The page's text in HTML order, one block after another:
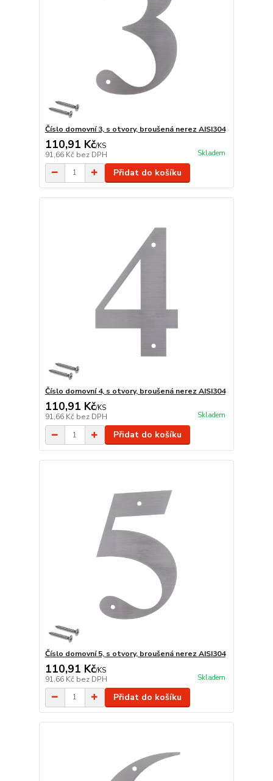
Číslo domovní 3, s otvory, broušená nerez AISI304
110,91 Kč/KS
91,66 Kč bez DPH Skladem
Přidat do košíku
Číslo domovní 4, s otvory, broušená nerez AISI304
110,91 Kč/KS
91,66 Kč bez DPH Skladem
Přidat do košíku
Číslo domovní 5, s otvory, broušená nerez AISI304
110,91 Kč/KS
91,66 Kč bez DPH Skladem
Přidat do košíku